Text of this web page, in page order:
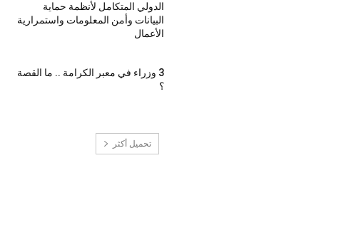
الدولي المتكامل لأنظمة حماية
البيانات وأمن المعلومات واستمرارية
الأعمال
3 وزراء في معبر الكرامة .. ما القصة
؟
تحميل أكثر